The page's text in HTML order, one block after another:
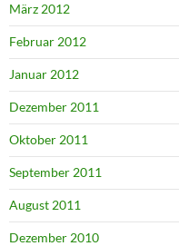
März 2012
Februar 2012
Januar 2012
Dezember 2011
Oktober 2011
September 2011
August 2011
Dezember 2010